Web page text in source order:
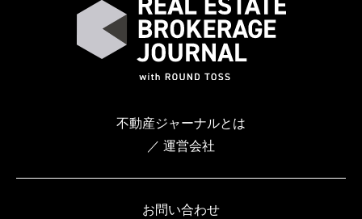
不動産ジャーナルとは
／ 運営会社
お問い合わせ